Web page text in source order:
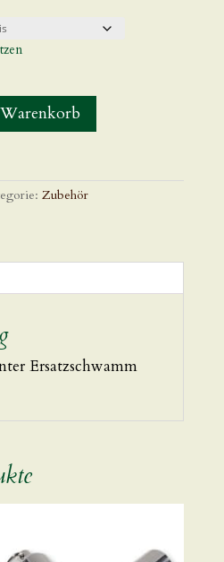
Zubehör
Ersatzschwamm